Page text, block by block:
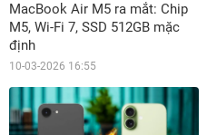
MacBook Air M5 ra mắt: Chip
M5, Wi-Fi 7, SSD 512GB mặc
định
10-03-2026 16:55